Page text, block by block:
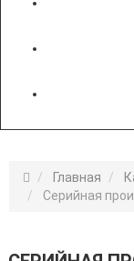
Главная
Серийная